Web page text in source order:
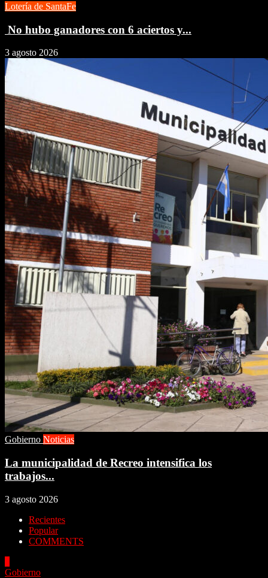
Lotería de SantaFe
No hubo ganadores con 6 aciertos y...
3 agosto 2026
Gobierno Noticias
La municipalidad de Recreo intensifica los
trabajos...
3 agosto 2026
Recientes
Popular
COMMENTS
Gobierno